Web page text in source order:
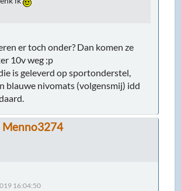
er toch onder? Dan komen ze
10v weg ;p
is geleverd op sportonderstel,
blauwe nivomats (volgensmij) idd
Menno3274
16:04:50